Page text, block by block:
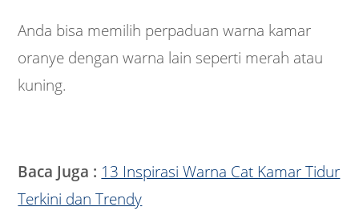
Anda bisa memilih perpaduan warna kamar
oranye dengan warna lain seperti merah atau
kuning.
Baca Juga : 13 Inspirasi Warna Cat Kamar Tidur
Terkini dan Trendy